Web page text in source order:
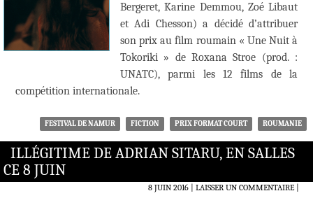
Bergeret, Karine Demmou, Zoé Libaut
et Adi Chesson) a décidé d’attribuer
son prix au film roumain « Une Nuit à
Tokoriki » de Roxana Stroe (prod. :
UNATC), parmi les 12 films de la
compétition internationale.
FESTIVAL DE NAMUR FICTION PRIX FORMAT COURT ROUMANIE
ILLÉGITIME DE ADRIAN SITARU, EN SALLES
CE 8 JUIN
8 JUIN 2016 LAISSER UN COMMENTAIRE|